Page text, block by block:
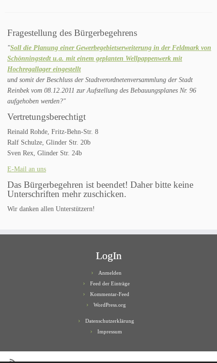
Fragestellung des Bürgerbegehrens
"Soll die Planung einer Gewerbegebietserweiterung in der Feldmark von
Schönningstedt u.a. mit einem geplanten Wellpappenwerk mit
Hochregallager eingestellt
und somit der Beschluss der Stadtverordnetenversammlung der Stadt
Reinbek vom 08.12.2011 zur Aufstellung des Bebauungsplanes Nr. 96
aufgehoben werden?"
Vertretungsberechtigt
Reinald Rohde, Fritz-Behn-Str. 8
Ralf Schulze, Glinder Str. 20b
Sven Rex, Glinder Str. 24b
E-Mail an uns
Das Bürgerbegehren ist beendet! Daher bitte keine
Unterschriften mehr zuschicken.
Wir danken allen Unterstützern!
LogIn
Anmelden
Feed der Einträge
Kommentar-Feed
WordPress.org
Datenschutzerklärung
Impressum